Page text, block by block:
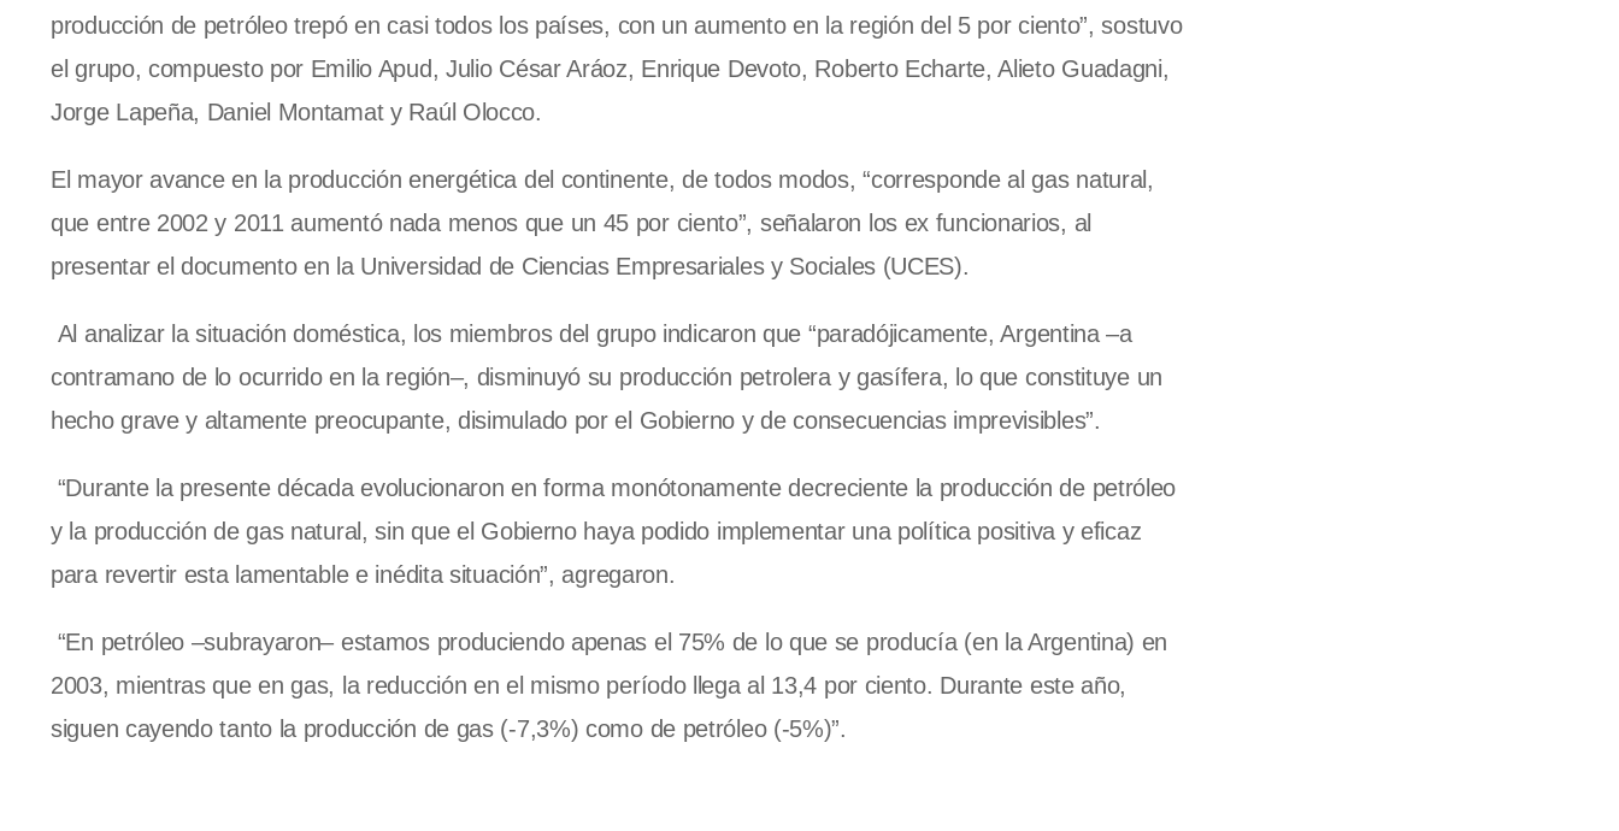
producción de petróleo trepó en casi todos los países, con un aumento en la región del 5 por ciento”, sostuvo
el grupo, compuesto por Emilio Apud, Julio César Aráoz, Enrique Devoto, Roberto Echarte, Alieto Guadagni,
Jorge Lapeña, Daniel Montamat y Raúl Olocco.
El mayor avance en la producción energética del continente, de todos modos, “corresponde al gas natural,
que entre 2002 y 2011 aumentó nada menos que un 45 por ciento”, señalaron los ex funcionarios, al
presentar el documento en la Universidad de Ciencias Empresariales y Sociales (UCES).
Al analizar la situación doméstica, los miembros del grupo indicaron que “paradójicamente, Argentina –a
contramano de lo ocurrido en la región–, disminuyó su producción petrolera y gasífera, lo que constituye un
hecho grave y altamente preocupante, disimulado por el Gobierno y de consecuencias imprevisibles”.
“Durante la presente década evolucionaron en forma monótonamente decreciente la producción de petróleo
y la producción de gas natural, sin que el Gobierno haya podido implementar una política positiva y eficaz
para revertir esta lamentable e inédita situación”, agregaron.
“En petróleo –subrayaron– estamos produciendo apenas el 75% de lo que se producía (en la Argentina) en
2003, mientras que en gas, la reducción en el mismo período llega al 13,4 por ciento. Durante este año,
siguen cayendo tanto la producción de gas (-7,3%) como de petróleo (-5%)”.